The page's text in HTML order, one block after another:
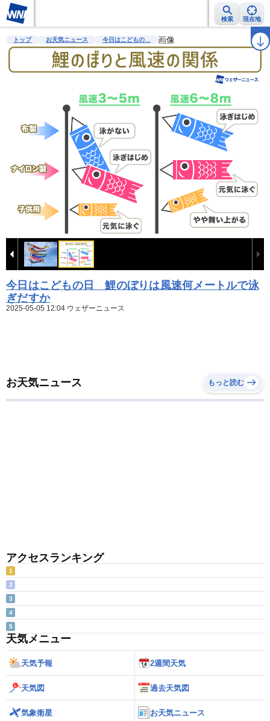
検索 現在地
雨雲レーダー 台風情報 地震情報 警報・注意報 ラ
トップ お天気ニュース 今日はこどもの… 画像
今日はこどもの日 鯉のぼりは風速何メートルで泳
ぎだすか
2025-05-05 12:04 ウェザーニュース
お天気ニュース もっと読む
アクセスランキング
1
2
3
4
5
天気メニュー
天気予報 2週間天気
天気図 過去天気図
気象衛星 お天気ニュース